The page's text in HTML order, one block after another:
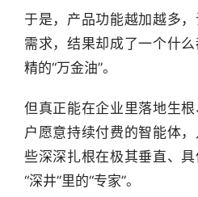
报
资
精
头
于是，产品功能越加越多
需求，结果却成了一个什
精的“万金油”。
但真正能在企业里落地生
户愿意持续付费的智能体
些深深扎根在极其垂直、
“深井”里的“专家”。